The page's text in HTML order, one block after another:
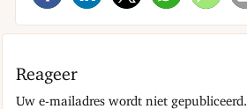
Reageer
Uw e-mailadres wordt niet gepubliceerd.